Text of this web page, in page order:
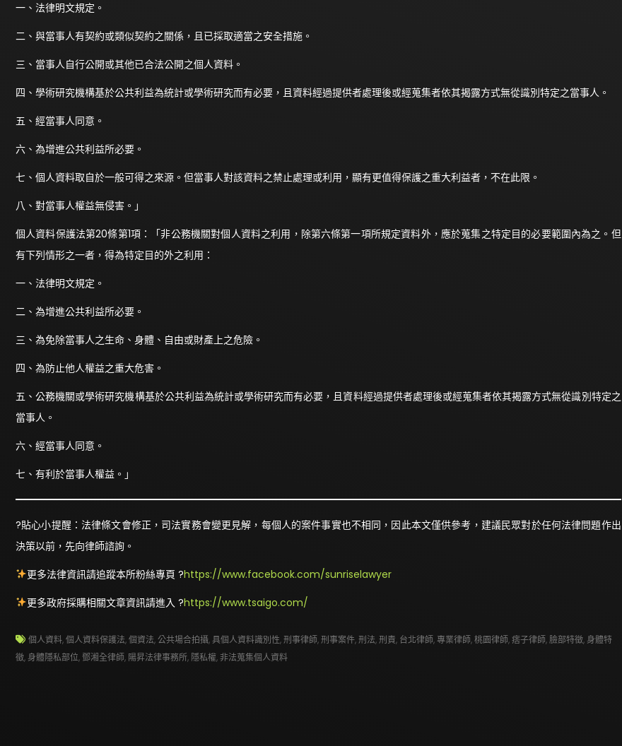
一、法律明文規定。
二、與當事人有契約或類似契約之關係，且已採取適當之安全措施。
三、當事人自行公開或其他已合法公開之個人資料。
四、學術研究機構基於公共利益為統計或學術研究而有必要，且資料經過提供者處理後或經蒐集者依其揭露方式無從識別特定之當事人。
五、經當事人同意。
六、為增進公共利益所必要。
七、個人資料取自於一般可得之來源。但當事人對該資料之禁止處理或利用，顯有更值得保護之重大利益者，不在此限。
八、對當事人權益無侵害。」
個人資料保護法第20條第1項：「非公務機關對個人資料之利用，除第六條第一項所規定資料外，應於蒐集之特定目的必要範圍內為之。但
有下列情形之一者，得為特定目的外之利用：
一、法律明文規定。
二、為增進公共利益所必要。
三、為免除當事人之生命、身體、自由或財產上之危險。
四、為防止他人權益之重大危害。
五、公務機關或學術研究機構基於公共利益為統計或學術研究而有必要，且資料經過提供者處理後或經蒐集者依其揭露方式無從識別特定之
當事人。
六、經當事人同意。
七、有利於當事人權益。」
?貼心小提醒：法律條文會修正，司法實務會變更見解，每個人的案件事實也不相同，因此本文僅供參考，建議民眾對於任何法律問題作出
決策以前，先向律師諮詢。
更多法律資訊請追蹤本所粉絲專頁 ?https://www.facebook.com/sunriselawyer
更多政府採購相關文章資訊請進入 ?https://www.tsaigo.com/
個人資料,個人資料保護法,個資法,公共場合拍攝,具個人資料識別性,刑事律師,刑事案件,刑法,刑責, 台北律師,專業律師,桃園律師,痞子律師,臉部特徵,身體特
徵,身體隱私部位, 鄧湘全律師, 陽昇法律事務所, 隱私權, 非法蒐集個人資料